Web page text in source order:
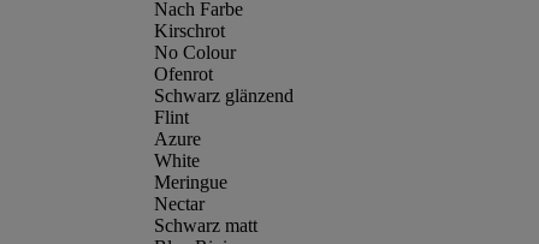
Nach Farbe
Kirschrot
No Colour
Ofenrot
Schwarz glänzend
Flint
Azure
White
Meringue
Nectar
Schwarz matt